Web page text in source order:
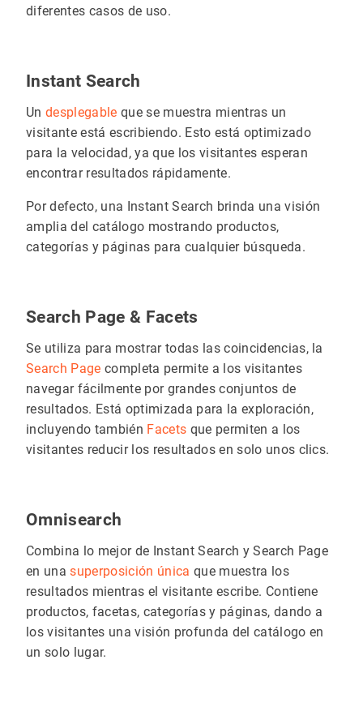
diferentes casos de uso.
Instant Search
Un desplegable que se muestra mientras un
visitante está escribiendo. Esto está optimizado
para la velocidad, ya que los visitantes esperan
encontrar resultados rápidamente.
Por defecto, una Instant Search brinda una visión
amplia del catálogo mostrando productos,
categorías y páginas para cualquier búsqueda.
Search Page & Facets
Se utiliza para mostrar todas las coincidencias, la
Search Page completa permite a los visitantes
navegar fácilmente por grandes conjuntos de
resultados. Está optimizada para la exploración,
incluyendo también Facets que permiten a los
visitantes reducir los resultados en solo unos clics.
Omnisearch
Combina lo mejor de Instant Search y Search Page
en unasuperposición única que muestra los
resultados mientras el visitante escribe. Contiene
productos, facetas, categorías y páginas, dando a
los visitantes una visión profunda del catálogo en
un solo lugar.